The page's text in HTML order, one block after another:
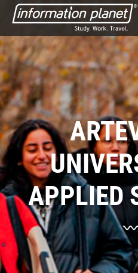
APPLIED